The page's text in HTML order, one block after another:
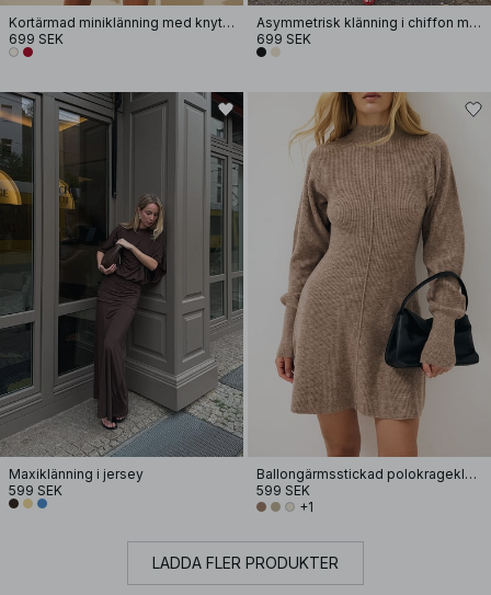
Kortärmad miniklänning med knytmidja
699 SEK
Asymmetrisk klänning i chiffon med halterneck
699 SEK
Maxiklänning i jersey
599 SEK
Ballongärmsstickad polokrageklänning
599 SEK
+1
LADDA FLER PRODUKTER